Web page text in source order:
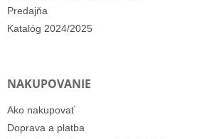
Predajňa
Katalóg 2024/2025
NAKUPOVANIE
Ako nakupovať
Doprava a platba